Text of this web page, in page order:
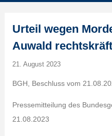
Urteil wegen
Auwald
21. August 2023
BGH, Beschluss vom
Pressemitteilung des
21.08.2023